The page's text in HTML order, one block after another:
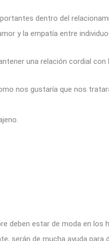
dentro del
y la empatía entre
una relación cordial con
nos gustaría que nos
deben estar de moda en
serán de mucha ayuda